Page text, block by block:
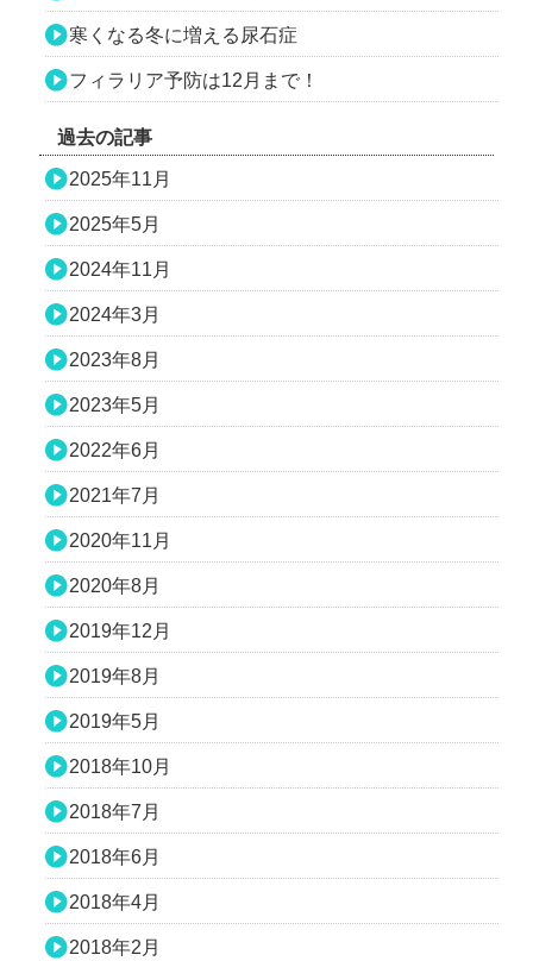
寒くなる冬に増える尿石症
フィラリア予防は12月まで！
過去の記事
2025年11月
2025年5月
2024年11月
2024年3月
2023年8月
2023年5月
2022年6月
2021年7月
2020年11月
2020年8月
2019年12月
2019年8月
2019年5月
2018年10月
2018年7月
2018年6月
2018年4月
2018年2月